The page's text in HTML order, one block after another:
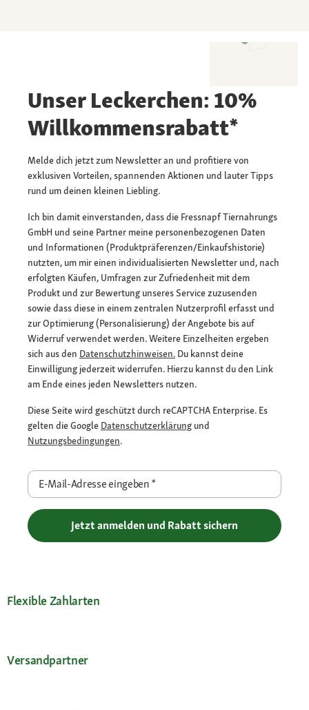
Unser Leckerchen: 10%
Willkommensrabatt*
Melde dich jetzt zum Newsletter an und profitiere von
exklusiven Vorteilen, spannenden Aktionen und lauter Tipps
rund um deinen kleinen Liebling.
Ich bin damit einverstanden, dass die Fressnapf Tiernahrungs
GmbH und seine Partner meine personenbezogenen Daten
und Informationen (Produktpräferenzen/Einkaufshistorie)
nutzten, um mir einen individualisierten Newsletter und, nach
erfolgten Käufen, Umfragen zur Zufriedenheit mit dem
Produkt und zur Bewertung unseres Service zuzusenden
sowie dass diese in einem zentralen Nutzerprofil erfasst und
zur Optimierung (Personalisierung) der Angebote bis auf
Widerruf verwendet werden. Weitere Einzelheiten ergeben
sich aus den Datenschutzhinweisen. Du kannst deine
Einwilligung jederzeit widerrufen. Hierzu kannst du den Link
am Ende eines jeden Newsletters nutzen.
Diese Seite wird geschützt durch reCAPTCHA Enterprise. Es
gelten die Google Datenschutzerklärung und
Nutzungsbedingungen.
E-Mail-Adresse eingeben*
Jetzt anmelden und Rabatt sichern
Flexible Zahlarten
Versandpartner